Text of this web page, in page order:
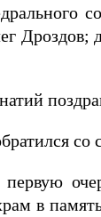
Дроздов;
со
в